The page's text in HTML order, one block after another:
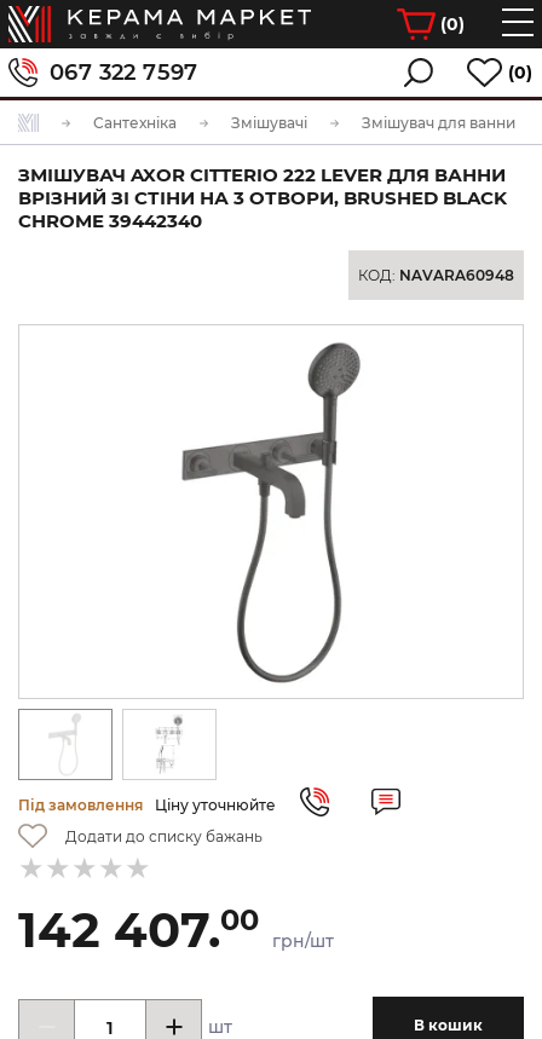
(0)
067 322 7597 (0)
Сантехніка Змішувачі Змішувач для ванни
ЗМІШУВАЧ AXOR CITTERIO 222 LEVER ДЛЯ ВАННИ
ВРІЗНИЙ ЗІ СТІНИ НА 3 ОТВОРИ, BRUSHED BLACK
CHROME 39442340
КОД: NAVARA60948
Під замовлення
Ціну уточнюйте
Додати до списку бажань
142 407.00
грн/шт
шт В кошик